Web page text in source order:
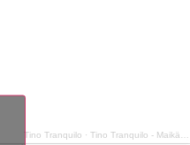
Tino Tranquilo ·Tino Tranquilo - Maikätzchen GrrrBrrr '26